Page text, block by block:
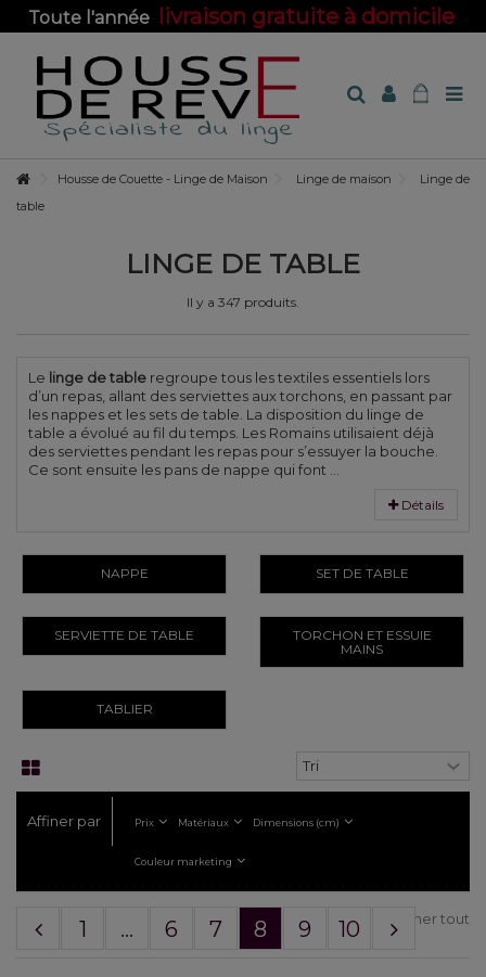
Toute l'année livraison gratuite à domicile
Housse de Couette - Linge de Maison Linge de maison
Linge de
table
LINGE DE TABLE
Il y a 347 produits.
Le linge de table regroupe tous les textiles essentiels lors
d’un repas, allant des serviettes aux torchons, en passant par
les nappes et les sets de table. La disposition du linge de
table a évolué au fil du temps. Les Romains utilisaient déjà
des serviettes pendant les repas pour s’essuyer la bouche.
Ce sont ensuite les pans de nappe qui font ...
Détails
NAPPE SET DE TABLE
SERVIETTE DE TABLE
TORCHON ET ESSUIE
MAINS
TABLIER
Affiner par Prix Matériaux Dimensions (cm)
Couleur marketing
Afficher tout
1 ... 6 7 8 9 10